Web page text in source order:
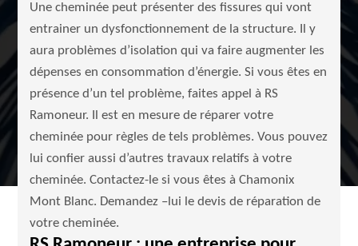
Une cheminée peut présenter des fissures qui vont
entrainer un dysfonctionnement de la structure. Il y
aura problèmes d’isolation qui va faire augmenter les
dépenses en consommation d’énergie. Si vous êtes en
présence d’un tel problème, faites appel à RS
Ramoneur. Il est en mesure de réparer votre
cheminée pour règles de tels problèmes. Vous pouvez
lui confier aussi d’autres travaux relatifs à votre
cheminée. Contactez-le si vous êtes à Chamonix
Mont Blanc. Demandez –lui le devis de réparation de
votre cheminée.